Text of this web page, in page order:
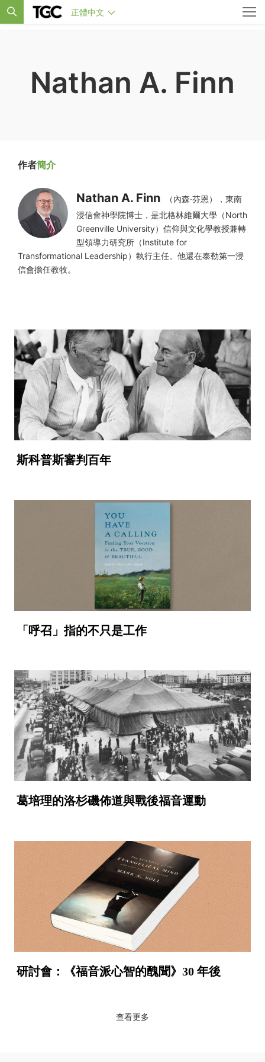
正體中文
Nathan A. Finn
作者簡介
Nathan A. Finn
（內森·芬恩），東南
浸信會神學院博士，是北格林維爾大學（North
Greenville University）信仰與文化學教授兼轉
型領導力研究所（Institute for
Transformational Leadership）執行主任。他還在泰勒第一浸
信會擔任教牧。
斯科普斯審判百年
「呼召」指的不只是工作
葛培理的洛杉磯佈道與戰後福音運動
研討會：《福音派心智的醜聞》30 年後
查看更多